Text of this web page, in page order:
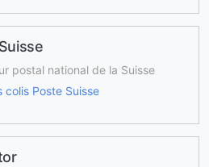
postal national de la Suisse
colis Poste Suisse